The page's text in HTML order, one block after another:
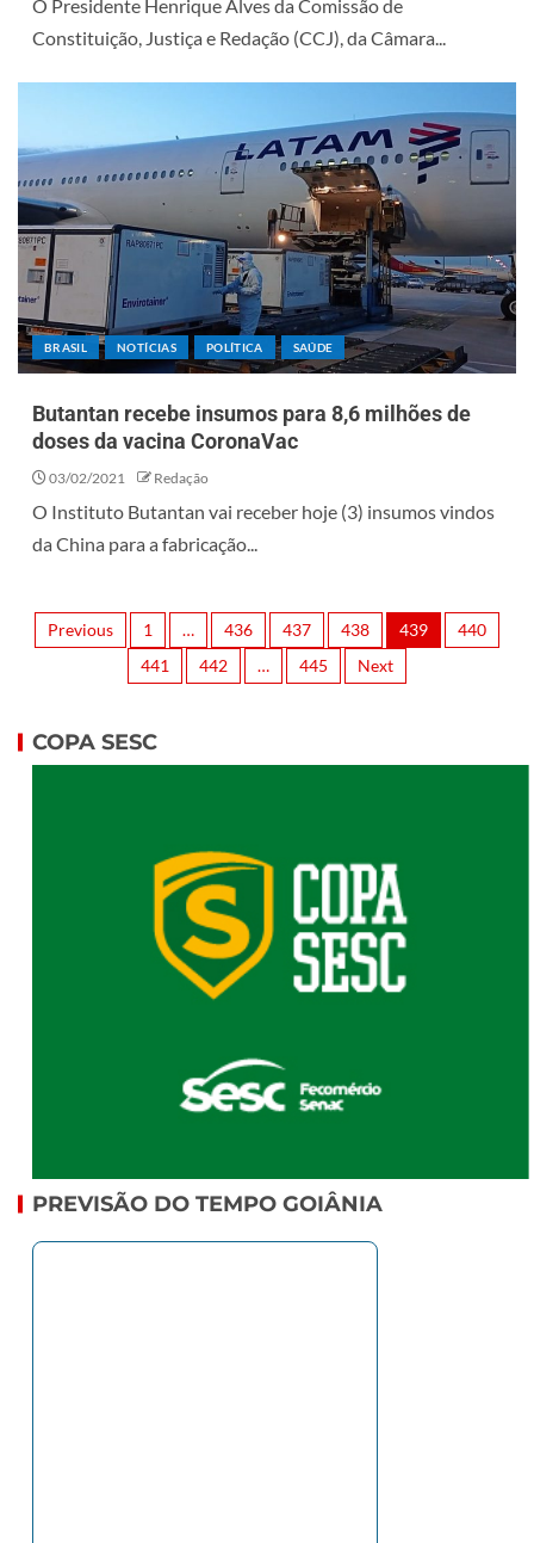
O Presidente Henrique Alves da Comissão de
Constituição, Justiça e Redação (CCJ), da Câmara...
BRASIL NOTÍCIAS POLÍTICA SAÚDE
Butantan recebe insumos para 8,6 milhões de
doses da vacina CoronaVac
03/02/2021 Redação
O Instituto Butantan vai receber hoje (3) insumos vindos
da China para a fabricação...
Previous 1 … 436 437 438 439
440
441
442 … 445 Next
COPA SESC
PREVISÃO DO TEMPO GOIÂNIA